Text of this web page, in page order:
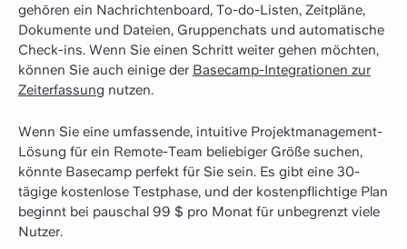
gehören ein Nachrichtenboard, To-do-Listen, Zeitpläne,
Dokumente und Dateien, Gruppenchats und automatische
Check-ins. Wenn Sie einen Schritt weiter gehen möchten,
können Sie auch einige der Basecamp-Integrationen zur
Zeiterfassung nutzen.
Wenn Sie eine umfassende, intuitive Projektmanagement-
Lösung für ein Remote-Team beliebiger Größe suchen,
könnte Basecamp perfekt für Sie sein. Es gibt eine 30-
tägige kostenlose Testphase, und der kostenpflichtige Plan
beginnt bei pauschal 99 $ pro Monat für unbegrenzt viele
Nutzer.